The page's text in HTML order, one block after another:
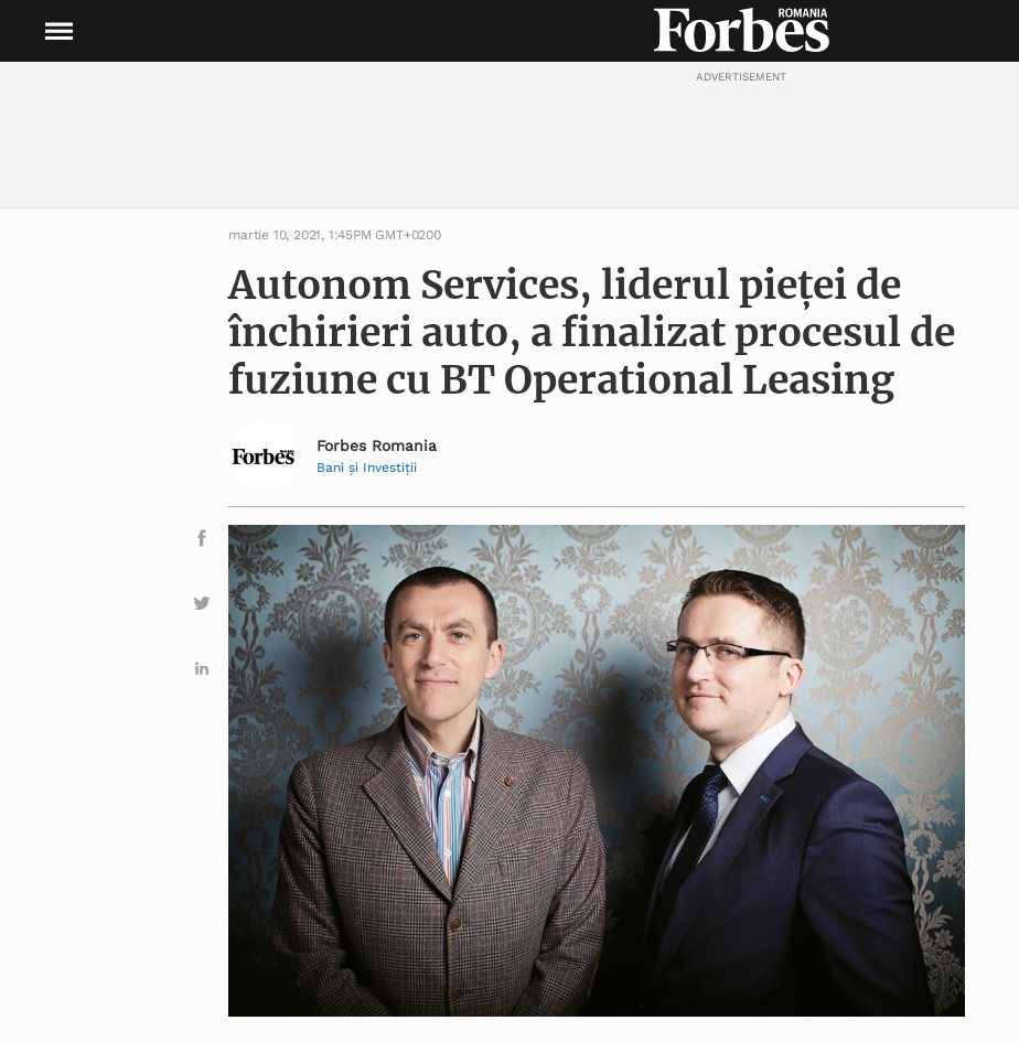
ADVERTISEMENT
martie 10, 2021, 1:45PM GMT+0200
Autonom Services, liderul pieței de
închirieri auto, a finalizat procesul de
fuziune cu BT Operational Leasing
Forbes Romania
Bani și Investiţii